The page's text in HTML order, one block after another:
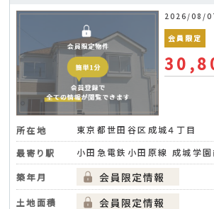
2026/08/
会員限定
所在地
東京都世田谷区成城４丁目
最寄り駅
小田急電鉄小田原線 成城学
築年月
土地面積